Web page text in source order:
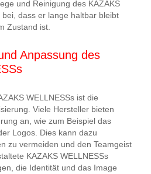
und Reinigung des KAZAKS
dass er lange haltbar bleibt
Zustand ist.
Anpassung des
WELLNESSs ist die
Viele Hersteller bieten
an, wie zum Beispiel das
Logos. Dies kann dazu
zu vermeiden und den Teamgeist
KAZAKS WELLNESSs
die Identität und das Image